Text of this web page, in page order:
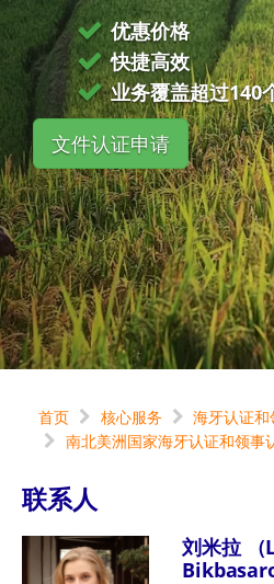
优惠价格
快捷高效
业务覆盖超过140
文件认证申请
首页 核心服务
海牙认证
南北美洲国家海牙认证和领事
联系人
刘米拉